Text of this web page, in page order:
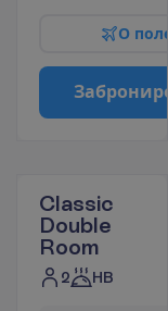
О поле
Заброниро
Classic
Double
Room
2 HB